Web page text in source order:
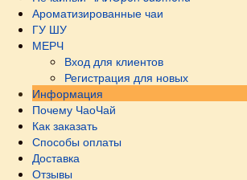
Ароматизированные чаи
ГУ ШУ
МЕРЧ
Вход для клиентов
Регистрация для новых
Информация
Почему ЧаоЧай
Как заказать
Способы оплаты
Доставка
Отзывы